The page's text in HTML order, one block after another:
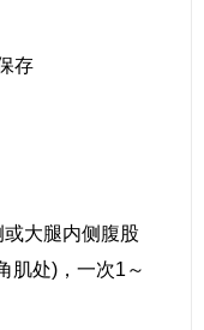
存
大腿内侧腹股
肌处)，一次1～